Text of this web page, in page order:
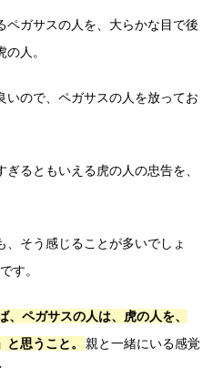
ペガサスの人を、大らかな目で後
人。
いので、ペガサスの人を放ってお
るともいえる虎の人の忠告を、
、そう感じることが多いでしょ
です。
、ペガサスの人は、虎の人を、
と思うこと。
親と一緒にいる感覚